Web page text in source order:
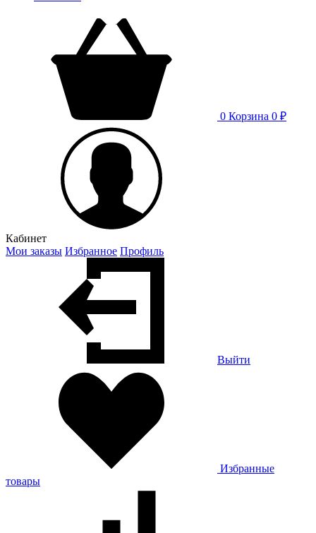
0 Корзина 0 ₽
Кабинет
Мои заказы Избранное Профиль
Выйти
Избранные
товары